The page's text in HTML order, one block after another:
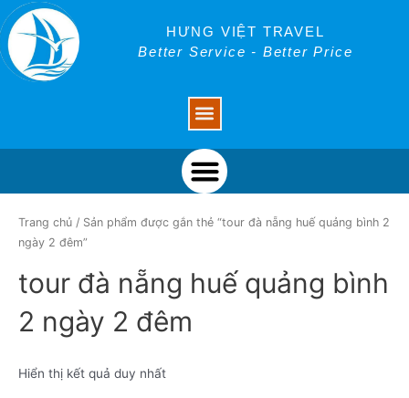
Skip
to
content
HƯNG VIỆT TRAVEL
Better Service - Better Price
Menu
Trang chủ / Sản phẩm được gắn thẻ “tour đà nẵng huế quảng bình 2
ngày 2 đêm”
tour đà nẵng huế quảng bình
2 ngày 2 đêm
Hiển thị kết quả duy nhất